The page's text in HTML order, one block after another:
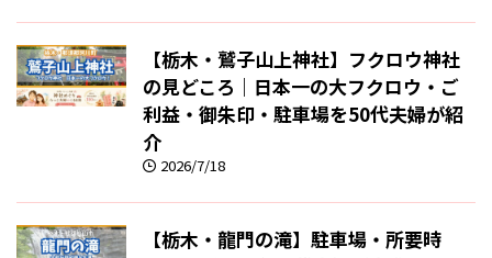
【栃木・鷲子山上神社】フクロウ神社
の見どころ｜日本一の大フクロウ・ご
利益・御朱印・駐車場を50代夫婦が紹
介
2026/7/18
【栃木・龍門の滝】駐車場・所要時